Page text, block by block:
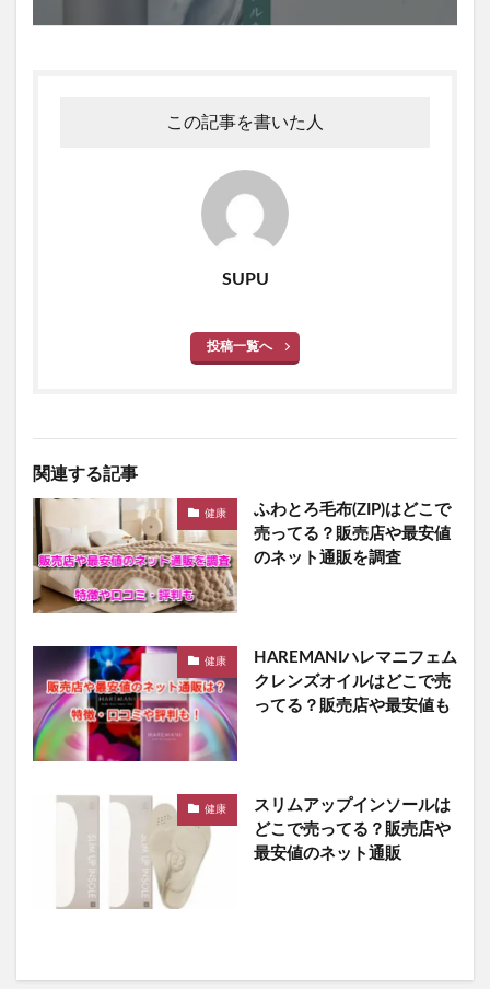
この記事を書いた人
SUPU
投稿一覧へ
関連する記事
健康
ふわとろ毛布(ZIP)はどこで
売ってる？販売店や最安値
のネット通販を調査
健康
HAREMANIハレマニフェム
クレンズオイルはどこで売
ってる？販売店や最安値も
健康
スリムアップインソールは
どこで売ってる？販売店や
最安値のネット通販